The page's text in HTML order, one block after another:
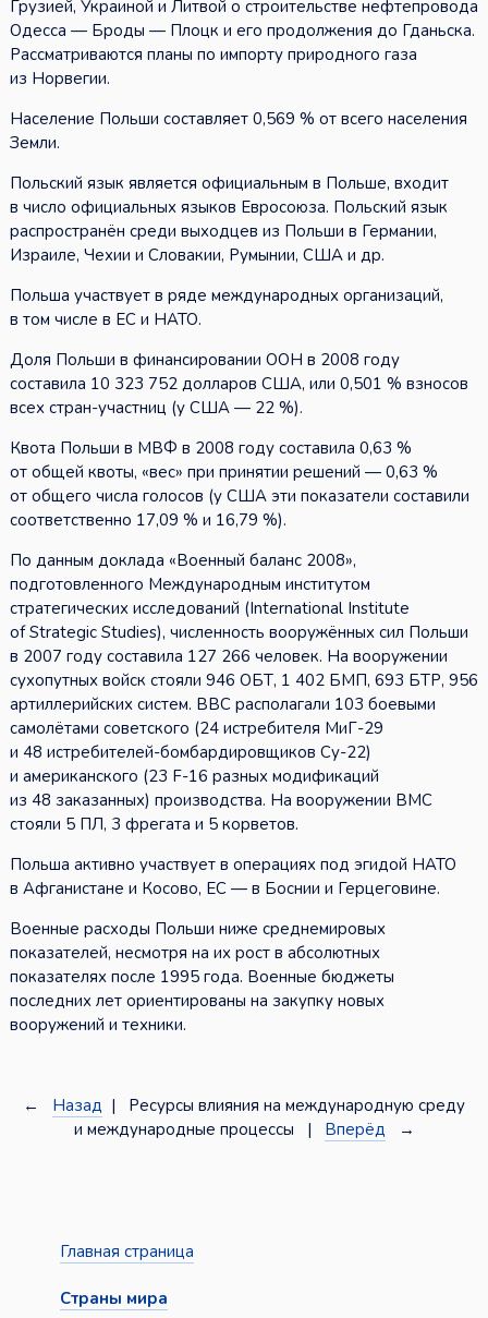
Грузией, Украиной и Литвой о строительстве нефтепровода
Одесса — Броды — Плоцк и его продолжения до Гданьска.
Рассматриваются планы по импорту природного газа
из Норвегии.
Население Польши составляет 0,569 % от всего населения
Земли.
Польский язык является официальным в Польше, входит
в число официальных языков Евросоюза. Польский язык
распространён среди выходцев из Польши в Германии,
Израиле, Чехии и Словакии, Румынии, США и др.
Польша участвует в ряде международных организаций,
в том числе в ЕС и НАТО.
Доля Польши в финансировании ООН в 2008 году
составила 10 323 752 долларов США, или 0,501 % взносов
всех стран-участниц (у США — 22 %).
Квота Польши в МВФ в 2008 году составила 0,63 %
от общей квоты, «вес» при принятии решений — 0,63 %
от общего числа голосов (у США эти показатели составили
соответственно 17,09 % и 16,79 %).
По данным доклада «Военный баланс 2008»,
подготовленного Международным институтом
стратегических исследований (International Institute
of Strategic Studies), численность вооружённых сил Польши
в 2007 году составила 127 266 человек. На вооружении
сухопутных войск стояли 946 ОБТ, 1 402 БМП, 693 БТР, 956
артиллерийских систем. ВВС располагали 103 боевыми
самолётами советского (24 истребителя МиГ-29
и 48 истребителей-бомбардировщиков Су-22)
и американского (23 F-16 разных модификаций
из 48 заказанных) производства. На вооружении ВМС
стояли 5 ПЛ, 3 фрегата и 5 корветов.
Польша активно участвует в операциях под эгидой НАТО
в Афганистане и Косово, ЕС — в Боснии и Герцеговине.
Военные расходы Польши ниже среднемировых
показателей, несмотря на их рост в абсолютных
показателях после 1995 года. Военные бюджеты
последних лет ориентированы на закупку новых
вооружений и техники.
← Назад | Ресурсы влияния на международную среду
и международные процессы | Вперёд →
Главная страница
Страны мира